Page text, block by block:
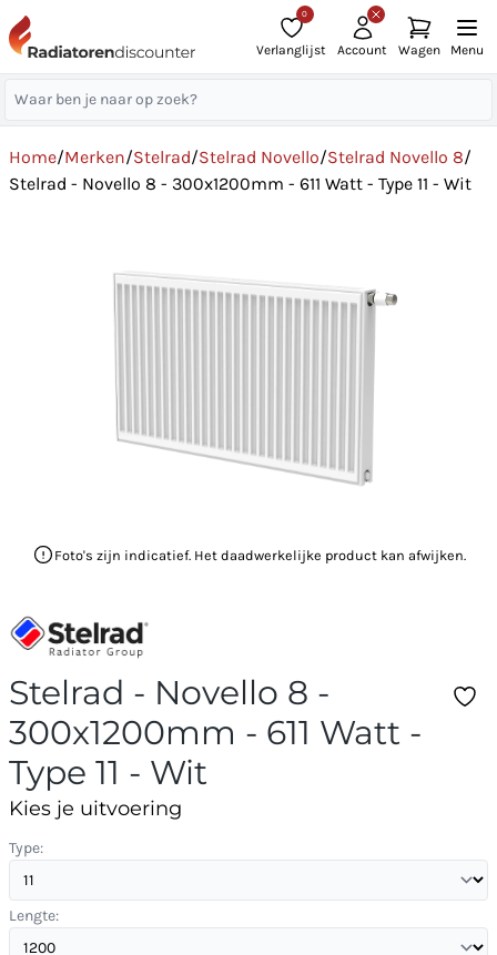
0
Verlanglijst Account Wagen Menu
Home/Merken/Stelrad/Stelrad Novello/Stelrad Novello 8/
Stelrad - Novello 8 - 300x1200mm - 611 Watt - Type 11 - Wit
Foto's zijn indicatief. Het daadwerkelijke product kan afwijken.
Stelrad - Novello 8 -
300x1200mm - 611 Watt -
Type 11 - Wit
Kies je uitvoering
Type:
Lengte: